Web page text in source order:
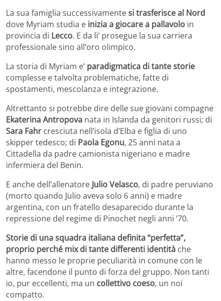
La sua famiglia successivamentesi trasferisce al Nord
dove Myriam studia e inizia a giocare a pallavolo in
provincia di Lecco. E da li’ prosegue la sua carriera
professionale sino all’oro olimpico.
La storia di Myriam e’ paradigmatica di tante storie
complesse e talvolta problematiche, fatte di
spostamenti, mescolanza e integrazione.
Altrettanto si potrebbe dire delle sue giovani compagne
Ekaterina Antropova nata in Islanda da genitori russi; di
Sara Fahr cresciuta nell’isola d’Elba e figlia di uno
skipper tedesco; di Paola Egonu, 25 anni nata a
Cittadella da padre camionista nigeriano e madre
infermiera del Benin.
E anche dell’allenatore Julio Velasco, di padre peruviano
(morto quando Julio aveva solo 6 anni) e madre
argentina, con un fratello desaparecido durante la
repressione del regime di Pinochet negli anni ’70.
Storie di una squadra italiana definita “perfetta”,
proprio perché mix di tante differenti identità che
hanno messo le proprie peculiarità in comune con le
altre, facendone il punto di forza del gruppo. Non tanti
io, pur eccellenti, ma un collettivo coeso, un noi
compatto.